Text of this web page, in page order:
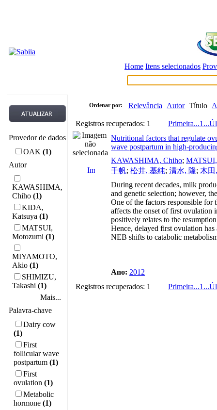
Home Itens selecionados
Provedor de dados
OAK (1)
Autor
KAWASHIMA,
Chiho (1)
KIDA,
Katsuya (1)
MATSUI,
Motozumi (1)
MIYAMOTO,
Akio (1)
SHIMIZU,
Takashi (1)
Mais...
Palavra-chave
Dairy cow
(1)
First
follicular wave
postpartum (1)
First
ovulation (1)
Metabolic
hormone (1)
Ordenar por: Relevância Autor Título
Registros recuperados: 1 Primeira...1 ...
Nutritional factors that regulate
wave postpartum in high-
KAWASHIMA, Chiho;
千帆; 松井, 基純; 清水, 隆; 木
During recent decades, milk
and genetic selection; however,
One of the factors responsible
affects the onset of first ovulation
positively relates to the
Hence, delayed first ovulation
NEB shifts to catabolic
Ano: 2012
Registros recuperados: 1
Primeira...1 ...